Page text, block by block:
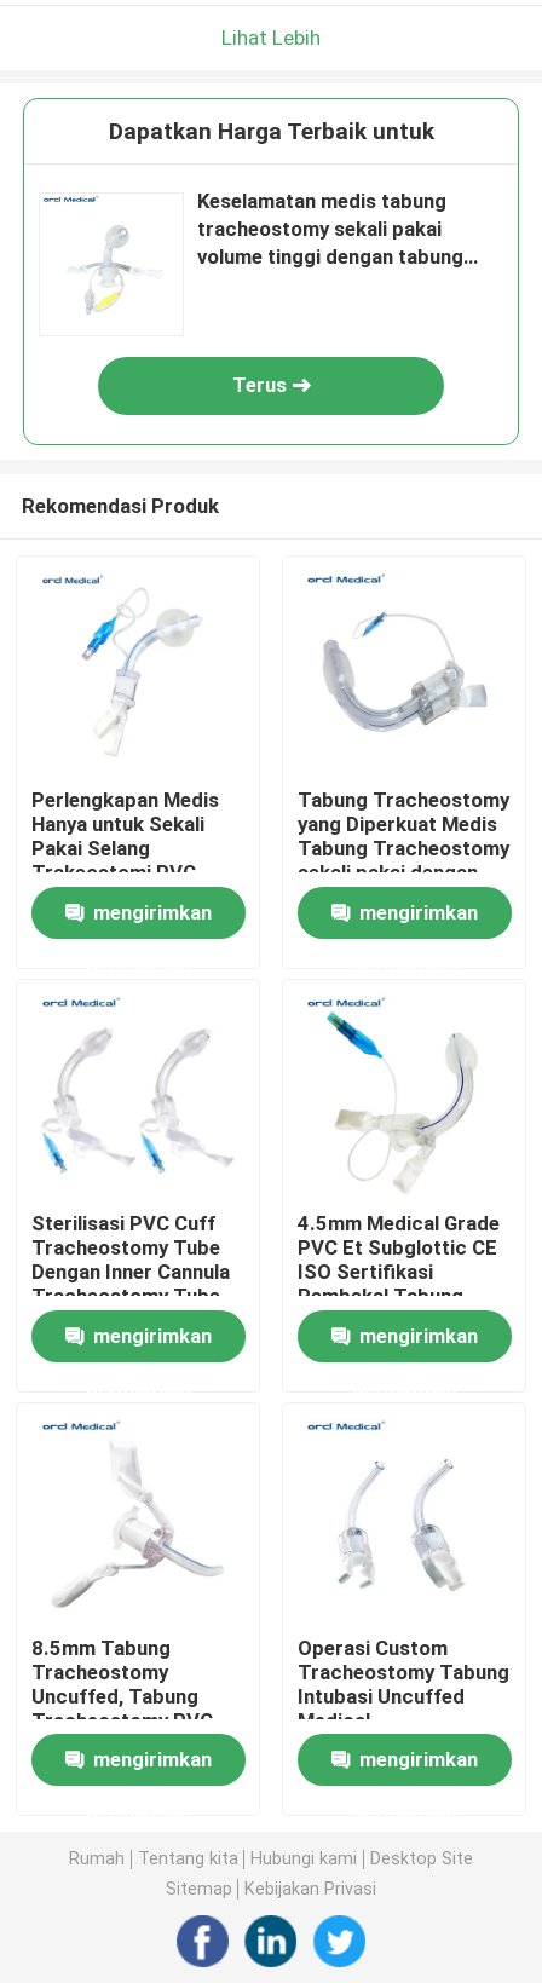
Rumah
Produk
Video
Tentang kami
Tur Pabrik
Hubungi Kami
Berita
Tabung Endotrakeal yang Diperkuat
Tabung Endotracheal yang diborgol
Tabung Endotracheal Lapisan
Masker oksigen sekali pakai
jalan napas masker laring
Kateter Foley Silikon
Urologi Produk sekali pakai
Lihat Lebih
Dapatkan Harga Terbaik untuk
Keselamatan medis tabung
tracheostomy sekali pakai
volume tinggi dengan tabung
Terus
Rekomendasi Produk
Perlengkapan Medis
Hanya untuk Sekali
Pakai Selang
Trakeostomi PVC
Sekali Pakai 2.0-
11.0mm Dengan
Manset
mengirimkan
Tabung Tracheostomy
yang Diperkuat Medis
Tabung Tracheostomy
sekali pakai dengan
atau tanpa manset
mengirimkan
Sterilisasi PVC Cuff
Tracheostomy Tube
Dengan Inner Cannula
Tracheostomy Tube
Harga Pabrik
mengirimkan
4.5mm Medical Grade
PVC Et Subglottic CE
ISO Sertifikasi
Pembekal Tabung
Tracheostomy
mengirimkan
8.5mm Tabung
Tracheostomy
Uncuffed, Tabung
Tracheostomy PVC
Medis Satu kali pakai
Berkualitas Medis PVC
Uncuffed
mengirimkan
Operasi Custom
Tracheostomy Tabung
Intubasi Uncuffed
Medical
Tracheostomy Tabung
Pabrik Di Cina
mengirimkan
Rumah Tentang kita Hubungi kami
Desktop Site
Sitemap
Kebijakan Privasi